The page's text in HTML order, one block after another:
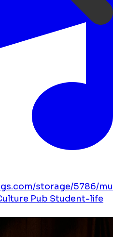
storage/5786/
Pub Student-life